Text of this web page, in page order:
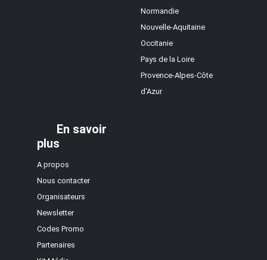
Normandie
Nouvelle-Aquitaine
Occitanie
Pays de la Loire
Provence-Alpes-Côte
d'Azur
En savoir
plus
A propos
Nous contacter
Organisateurs
Newsletter
Codes Promo
Partenaires